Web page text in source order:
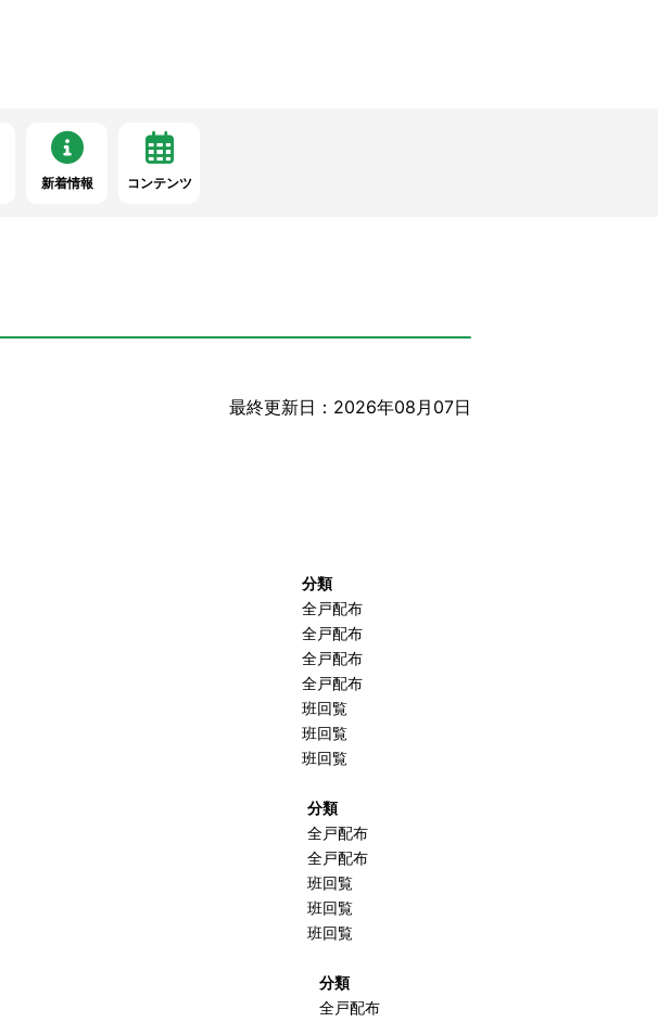
新着情報 コンテンツ
最終更新日：2026年08月07日
分類
全戸配布
全戸配布
全戸配布
全戸配布
班回覧
班回覧
班回覧
分類
全戸配布
全戸配布
班回覧
班回覧
班回覧
分類
全戸配布